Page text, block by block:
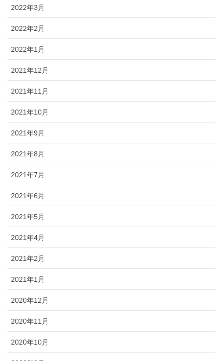
2022年3月
2022年2月
2022年1月
2021年12月
2021年11月
2021年10月
2021年9月
2021年8月
2021年7月
2021年6月
2021年5月
2021年4月
2021年2月
2021年1月
2020年12月
2020年11月
2020年10月